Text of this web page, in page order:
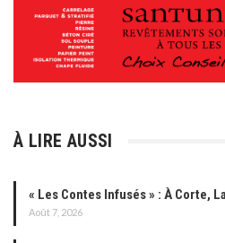
À LIRE AUSSI
« Les Contes Infusés » : À Corte,
Août 7, 2026